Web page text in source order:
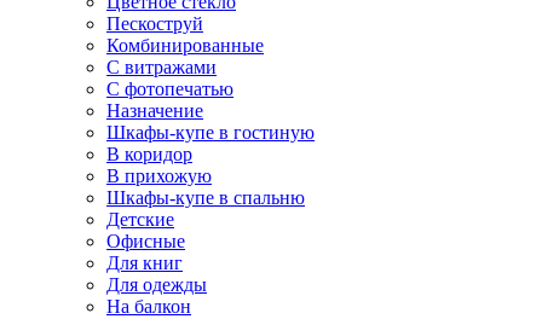
Пескоструй
Комбинированные
С витражами
С фотопечатью
Назначение
Шкафы-купе в гостиную
В коридор
В прихожую
Шкафы-купе в спальню
Детские
Офисные
Для книг
Для одежды
На балкон